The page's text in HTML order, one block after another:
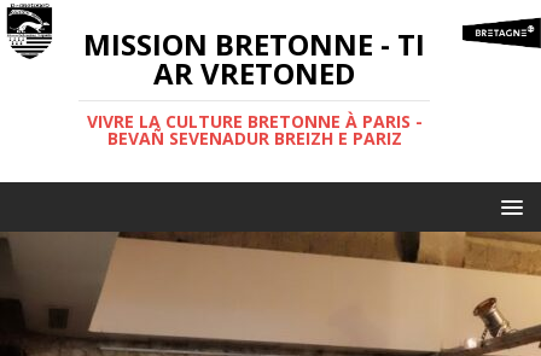
MISSION BRETONNE - TI
AR VRETONED
VIVRE LA CULTURE BRETONNE À PARIS -
BEVAÑ SEVENADUR BREIZH E PARIZ